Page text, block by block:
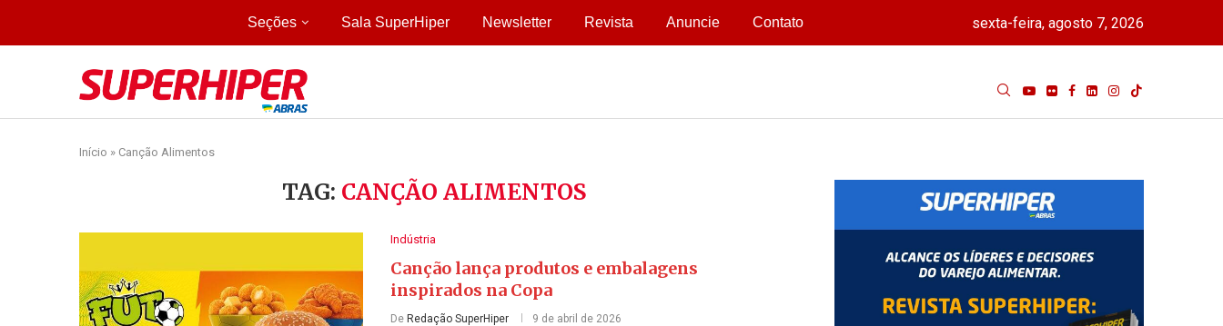
Seções Sala SuperHiper Newsletter Revista Anuncie Contato sexta-feira, agosto 7, 2026
Início » Canção Alimentos
TAG: CANÇÃO ALIMENTOS
Indústria
Canção lança produtos e embalagens
inspirados na Copa
De Redação SuperHiper 9 de abril de 2026